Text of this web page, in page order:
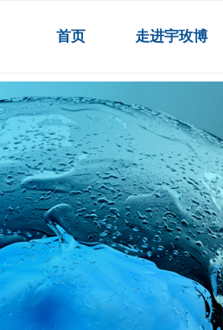
首页 走进宇玫博
外泌体产品 ꄲ 沉淀法提取